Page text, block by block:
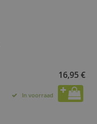
16,95 €
In voorraad